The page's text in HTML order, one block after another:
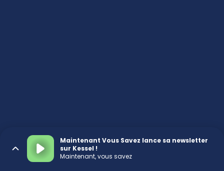
Maintenant Vous Savez lance sa newsletter
sur Kessel !
Maintenant, vous savez